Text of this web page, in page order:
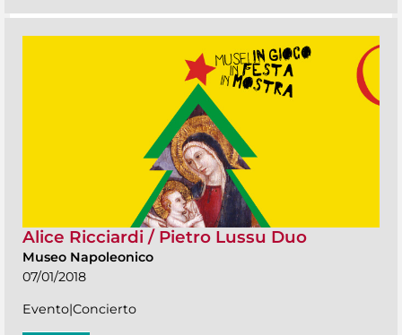
Alice Ricciardi / Pietro Lussu Duo
Museo Napoleonico
07/01/2018
Evento|Concierto